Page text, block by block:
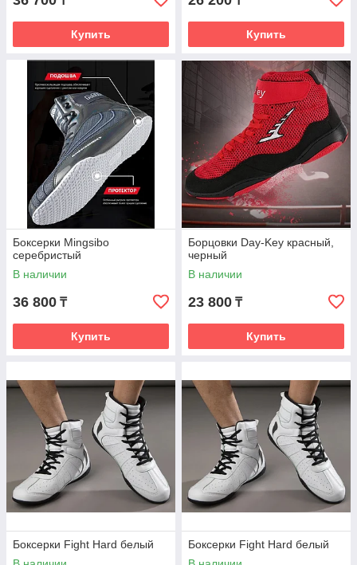
Купить Купить
Боксерки Mingsibo
серебристый
В наличии
36 800 ₸
Купить
Борцовки Day-Key красный,
черный
В наличии
23 800 ₸
Купить
Боксерки Fight Hard белый
Боксерки Fight Hard белый